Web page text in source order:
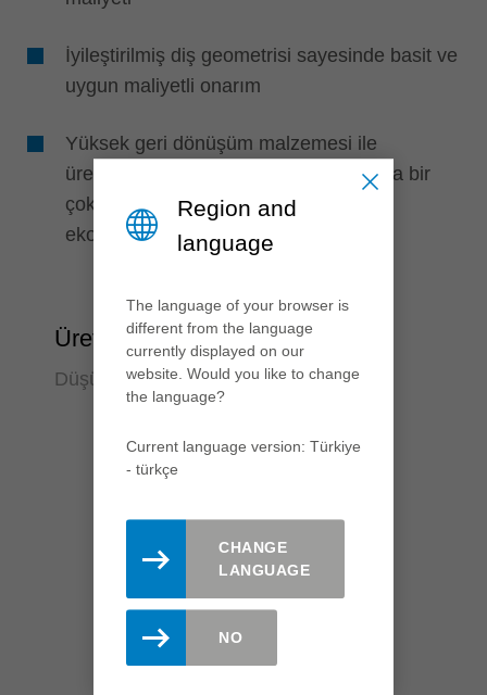
İyileştirilmiş diş geometrisi sayesinde basit ve
uygun maliyetli onarım
Yüksek geri dönüşüm malzemesi ile
üretilmiş, gevşek orta katmana ve/veya bir
çok mineral bileşene sahip panellerin
ekonomik olarak işlenmesi
Üretkenlik
Düşük maliyette yüksek performans
Region and
language
The language of your browser is
different from the language
currently displayed on our
website. Would you like to change
the language?
Current language version: Türkiye
- türkçe
CHANGE
LANGUAGE
NO